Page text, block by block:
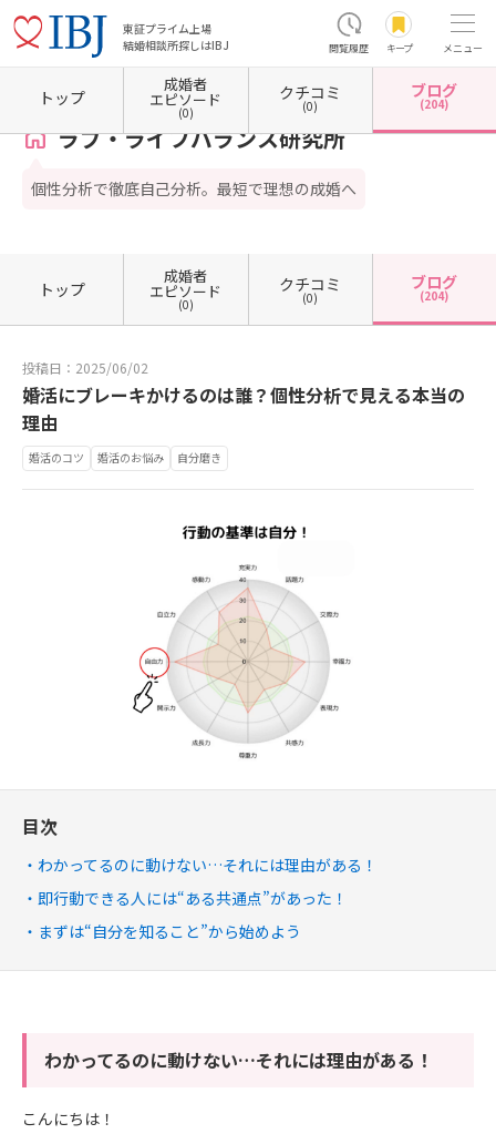
東証プライム上場
結婚相談所探しはIBJ
閲覧履歴 キープ メニュー
ホーム 東京都の結婚相談所 東京都中央区 東京都中央区東日本橋 ラブ・ライフバラ
ラブ・ライフバランス研究所
個性分析で徹底自己分析。最短で理想の成婚へ
トップ
成婚者
エピソード
(0)
クチコミ
(0)
ブログ
(204)
トップ
成婚者
エピソード
(0)
クチコミ
(0)
ブログ
(204)
投稿日：2025/06/02
婚活にブレーキかけるのは誰？個性分析で見える本当の
理由
婚活のコツ 婚活のお悩み 自分磨き
目次
わかってるのに動けない…それには理由がある！
即行動できる人には“ある共通点”があった！
まずは“自分を知ること”から始めよう
わかってるのに動けない…それには理由がある！
こんにちは！